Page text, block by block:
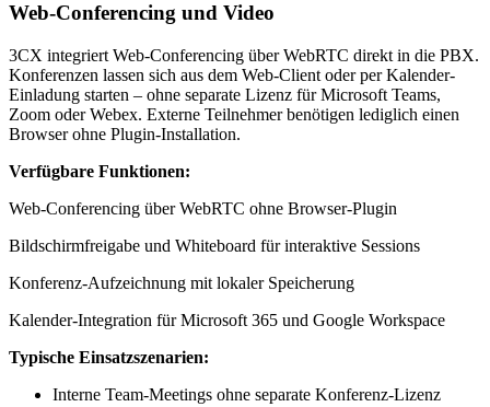
Web-Conferencing und Video
3CX integriert Web-Conferencing über WebRTC direkt in die PBX.
Konferenzen lassen sich aus dem Web-Client oder per Kalender-
Einladung starten – ohne separate Lizenz für Microsoft Teams,
Zoom oder Webex. Externe Teilnehmer benötigen lediglich einen
Browser ohne Plugin-Installation.
Verfügbare Funktionen:
Web-Conferencing über WebRTC ohne Browser-Plugin
Bildschirmfreigabe und Whiteboard für interaktive Sessions
Konferenz-Aufzeichnung mit lokaler Speicherung
Kalender-Integration für Microsoft 365 und Google Workspace
Typische Einsatzszenarien:
Interne Team-Meetings ohne separate Konferenz-Lizenz